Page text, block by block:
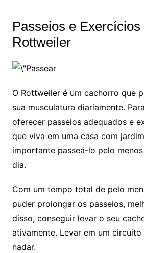
Passeios e Exercícios
Rottweiler
O Rottweiler é um cachorro que
sua musculatura diariamente.
oferecer passeios adequados e
que viva em uma casa com
importante passeá-lo pelo
dia.
Com um tempo total de pelo
puder prolongar os passeios,
disso, conseguir levar o seu
ativamente. Levar em um
nadar.